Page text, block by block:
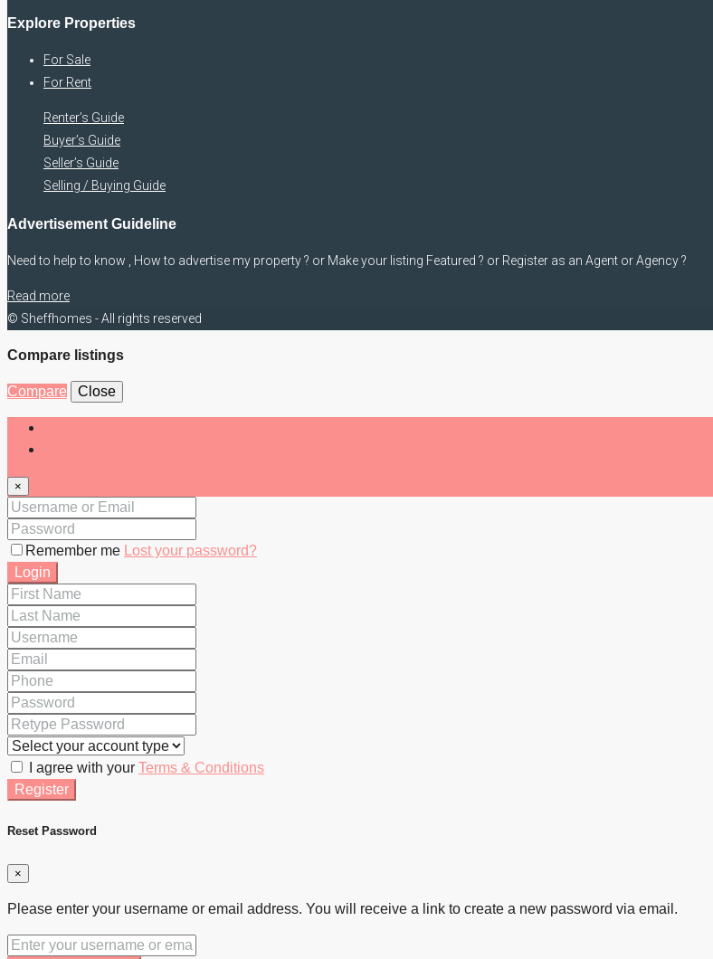
Explore Properties
For Sale
For Rent
Renter’s Guide
Buyer’s Guide
Seller’s Guide
Selling / Buying Guide
Advertisement Guideline
Need to help to know , How to advertise my property ? or Make your listing Featured ? or Register as an Agent or Agency ?
Read more
© Sheffhomes - All rights reserved
Compare listings
Compare Close
×
Remember me Lost your password?
Login
I agree with your Terms & Conditions
Register
Reset Password
×
Please enter your username or email address. You will receive a link to create a new password via email.